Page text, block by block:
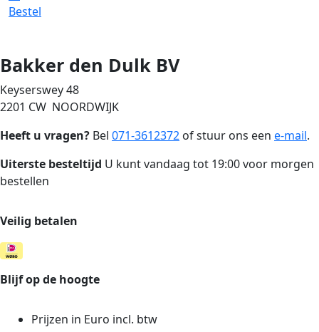
Bestel
Bakker den Dulk BV
Keyserswey 48
2201 CW NOORDWIJK
Heeft u vragen? Bel 071-3612372 of stuur ons een e-mail.
Uiterste besteltijd U kunt vandaag tot 19:00 voor morgen
bestellen
Veilig betalen
Blijf op de hoogte
Prijzen in Euro incl. btw